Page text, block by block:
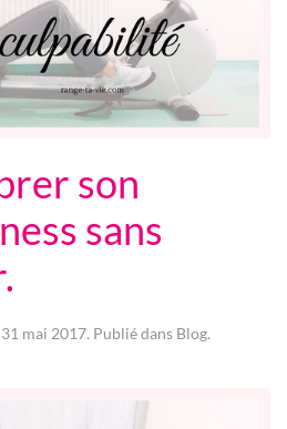
son
sans
31 mai 2017. Publié dans Blog.